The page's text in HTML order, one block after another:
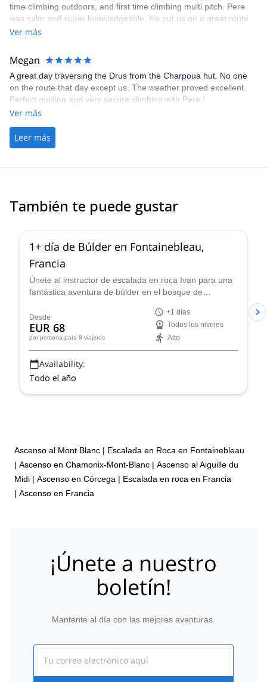
time climbing outdoors, and first time climbing multi pitch. Pere
was calm and super knowledgeable. He put us on a great route
and gave us an experience that I truly will never forget. Thank
Ver más
Megan
A great day traversing the Drus from the Charpoua hut. No one
on the route that day except us. The weather proved excellent.
Perfect guiding and very secure climbing with Pere !
Ver más
Leer más
También te puede gustar
1+ día de Búlder en Fontainebleau,
Francia
Únete al instructor de escalada en roca Ivan para una
fantástica aventura de búlder en el bosque de
días.
Desde
EUR 68
por persona para 8 viajeros
+1 días
Todos los niveles
Alto
Availability:
Todo el año
Ascenso al Mont Blanc | Escalada en Roca en Fontainebleau
| Ascenso en Chamonix-Mont-Blanc | Ascenso al Aiguille du
Midi | Ascenso en Córcega | Escalada en roca en Francia
| Ascenso en Francia
¡Únete a nuestro
boletín!
Mantente al día con las mejores aventuras.